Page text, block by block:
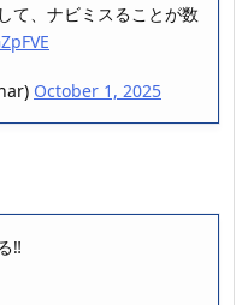
て、ナビミスることが数
October 1, 2025
‼️